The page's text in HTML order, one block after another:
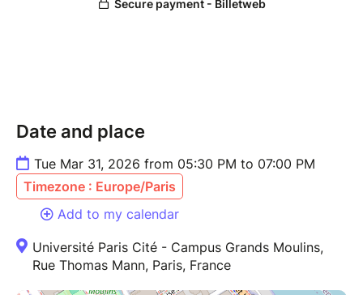
Date and place
Tue Mar 31, 2026 from 05:30 PM to 07:00 PM
Timezone : Europe/Paris
Add to my calendar
Université Paris Cité - Campus Grands Moulins,
Rue Thomas Mann, Paris, France